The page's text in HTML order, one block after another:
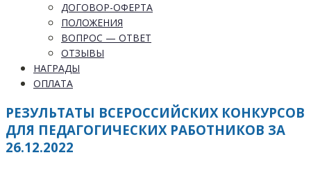
ДОГОВОР-ОФЕРТА
ПОЛОЖЕНИЯ
ВОПРОС — ОТВЕТ
ОТЗЫВЫ
НАГРАДЫ
ОПЛАТА
РЕЗУЛЬТАТЫ ВСЕРОССИЙСКИХ КОНКУРСОВ
ДЛЯ ПЕДАГОГИЧЕСКИХ РАБОТНИКОВ ЗА
26.12.2022